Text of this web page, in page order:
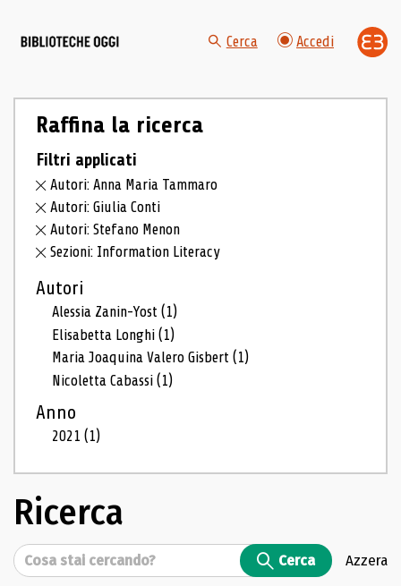
Cerca Accedi
Raffina la ricerca
Filtri applicati
Autori: Anna Maria Tammaro
Autori: Giulia Conti
Autori: Stefano Menon
Sezioni: Information Literacy
Autori
Alessia Zanin-Yost(1)
Elisabetta Longhi(1)
Maria Joaquina Valero Gisbert(1)
Nicoletta Cabassi(1)
Anno
2021(1)
Ricerca
Cerca Cerca Azzera